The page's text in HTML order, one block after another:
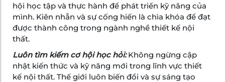
hội học tập và thực hành để phát triển kỹ năng của
mình. Kiên nhẫn và sự cống hiến là chìa khóa để đạt
được thành công trong ngành nghề thiết kế nội
thất.
Luôn tìm kiếm cơ hội học hỏi:Không ngừng cập
nhật kiến thức và kỹ năng mới trong lĩnh vực thiết
kế nội thất. Thế giới luôn biến đổi và sự sáng tạo